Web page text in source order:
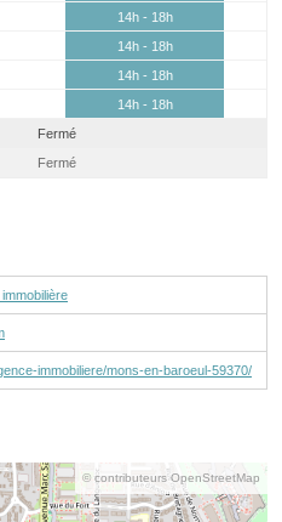
14h - 18h
14h - 18h
14h - 18h
14h - 18h
Fermé
Fermé
immobiliere/mons-en-baroeul-59370/
© contributeurs OpenStreetMap